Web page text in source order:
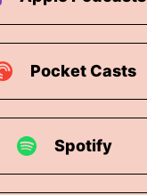
Pocket Casts
Spotify